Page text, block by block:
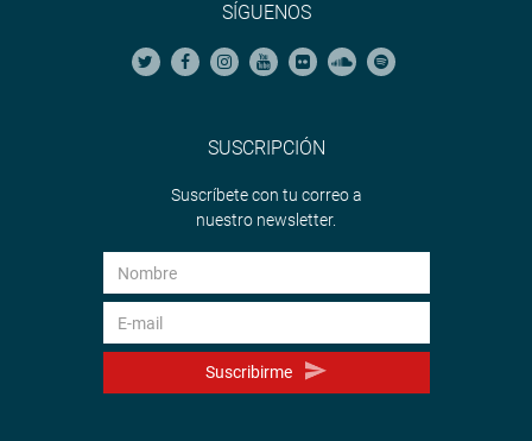
SÍGUENOS
SUSCRIPCIÓN
Suscríbete con tu correo a
nuestro newsletter.
Suscribirme